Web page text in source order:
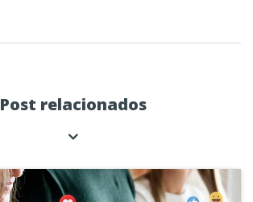
Post relacionados